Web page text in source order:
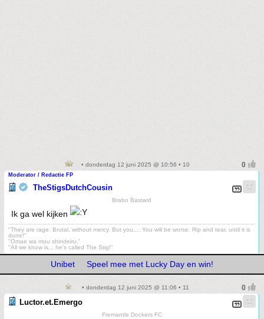
• donderdag 12 juni 2025 @ 10:56 • 10
Moderator / Redactie FP
TheStigsDutchCousin
Brabo Bastard
Ik ga wel kijken
"They are rage. Brutal, without mercy. But you.... You will be worse. Rip and tear, until it is
done!"
"Omae wa mou shindeiru."
"All we know is... he's called The Stig!"
Unibet Speel mee met Lucky Day en win!
• donderdag 12 juni 2025 @ 11:06 • 11
Luctor.et.Emergo
Fremantle Dockers FC